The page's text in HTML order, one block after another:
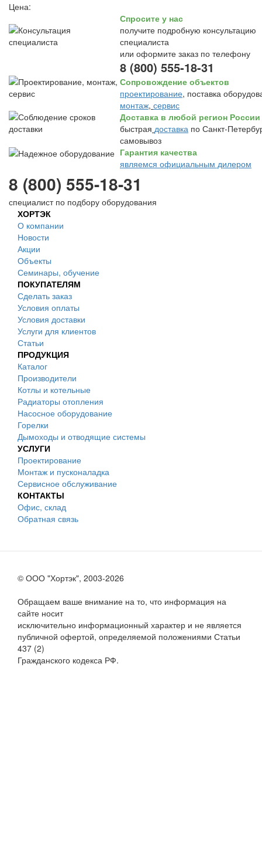
Цена:
Спросите у нас
получите подробную консультацию
специалиста
или оформите заказ по телефону
8 (800) 555-18-31
Сопровождение объектов
проектирование, поставка
монтаж, сервис
Доставка в любой регион России
быстрая доставка по Санкт-
самовывоз
Гарантия качества
являемся официальным дилером
8 (800) 555-18-31
специалист по подбору оборудования
ХОРТЭК
О компании
Новости
Акции
Объекты
Семинары, обучение
ПОКУПАТЕЛЯМ
Сделать заказ
Условия оплаты
Условия доставки
Услуги для клиентов
Статьи
ПРОДУКЦИЯ
Каталог
Производители
Котлы и котельные
Радиаторы отопления
Насосное оборудование
Горелки
Дымоходы и отводящие системы
УСЛУГИ
Проектирование
Монтаж и пусконаладка
Сервисное обслуживание
КОНТАКТЫ
Офис, склад
Обратная связь
© ООО "Хортэк", 2003-2026
Обращаем ваше внимание на то, что информация на
сайте носит
исключительно информационный характер и не является
публичной офертой, определяемой положениями Статьи
437 (2)
Гражданского кодекса РФ.